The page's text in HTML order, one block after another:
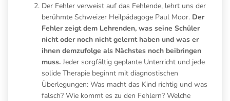
Der Fehler verweist auf das Fehlende, lehrt uns der
berühmte Schweizer Heilpädagoge Paul Moor. Der
Fehler zeigt dem Lehrenden, was seine Schüler
nicht oder noch nicht gelernt haben und was er
ihnen demzufolge als Nächstes noch beibringen
muss. Jeder sorgfältig geplante Unterricht und jede
solide Therapie beginnt mit diagnostischen
Überlegungen: Was macht das Kind richtig und was
falsch? Wie kommt es zu den Fehlern? Welche